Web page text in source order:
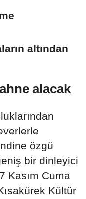
altından
alacak
özgü
bir dinleyici
Kasım Cuma
Kültür